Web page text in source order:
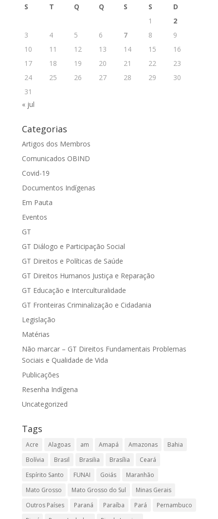
S T Q Q S S
D
1
2
3
4 5 6 7 8
9
10
11 12 13 14 15
16
17
18 19 20 21 22
23
24
25 26 27 28 29
30
31
« jul
Categorias
Artigos dos Membros
Comunicados OBIND
Covid-19
Documentos Indígenas
Em Pauta
Eventos
GT
GT Diálogo e Participação Social
GT Direitos e Políticas de Saúde
GT Direitos Humanos Justiça e Reparação
GT Educação e Interculturalidade
GT Fronteiras Criminalização e Cidadania
Legislação
Matérias
Não marcar – GT Direitos Fundamentais Problemas
Sociais e Qualidade de Vida
Publicações
Resenha Indígena
Uncategorized
Tags
Acre Alagoas am Amapá Amazonas
Bahia
Bolívia
Brasil Brasilia Brasília
Ceará
Espírito Santo
FUNAI Goiás
Maranhão
Mato Grosso
Mato Grosso do Sul
Minas Gerais
Outros Países
Paraná Paraíba Pará
Pernambuco